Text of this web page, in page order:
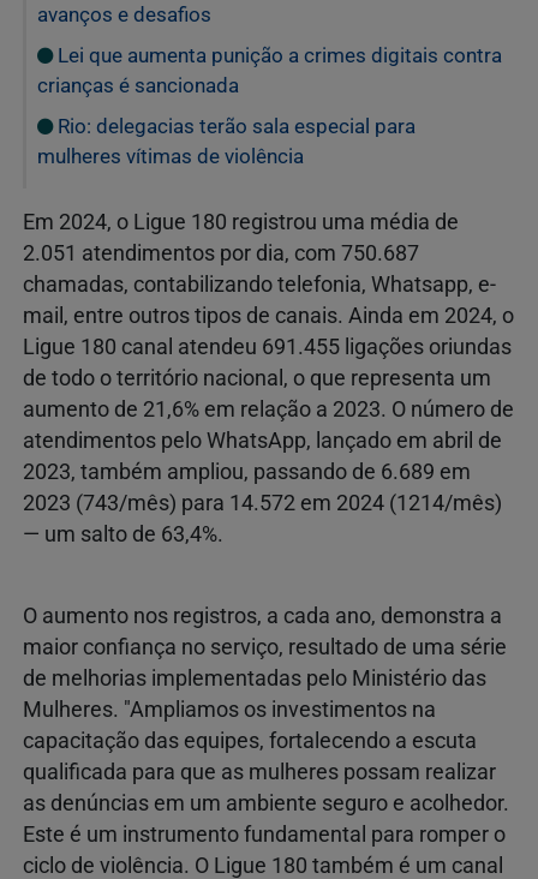
avanços e desafios
Lei que aumenta punição a crimes digitais contra
crianças é sancionada
Rio: delegacias terão sala especial para
mulheres vítimas de violência
Em 2024, o Ligue 180 registrou uma média de
2.051 atendimentos por dia, com 750.687
chamadas, contabilizando telefonia, Whatsapp, e-
mail, entre outros tipos de canais. Ainda em 2024, o
Ligue 180 canal atendeu 691.455 ligações oriundas
de todo o território nacional, o que representa um
aumento de 21,6% em relação a 2023. O número de
atendimentos pelo WhatsApp, lançado em abril de
2023, também ampliou, passando de 6.689 em
2023 (743/mês) para 14.572 em 2024 (1214/mês)
— um salto de 63,4%.
O aumento nos registros, a cada ano, demonstra a
maior confiança no serviço, resultado de uma série
de melhorias implementadas pelo Ministério das
Mulheres. "Ampliamos os investimentos na
capacitação das equipes, fortalecendo a escuta
qualificada para que as mulheres possam realizar
as denúncias em um ambiente seguro e acolhedor.
Este é um instrumento fundamental para romper o
ciclo de violência. O Ligue 180 também é um canal